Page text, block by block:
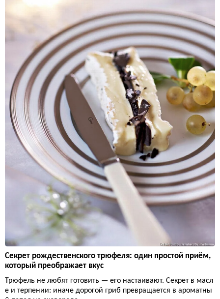
Секрет рождественского трюфеля: один простой приём,
который преображает вкус
Трюфель не любят готовить — его настаивают. Секрет в масл
е и терпении: иначе дорогой гриб превращается в ароматны